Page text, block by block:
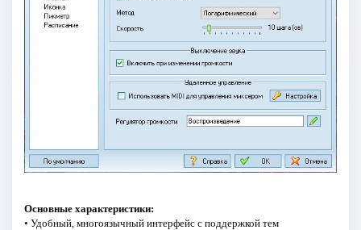
Основные характеристики:
• Удобный, многоязычный интерфейс с поддержкой тем